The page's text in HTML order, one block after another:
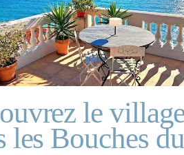
le
les Bouches